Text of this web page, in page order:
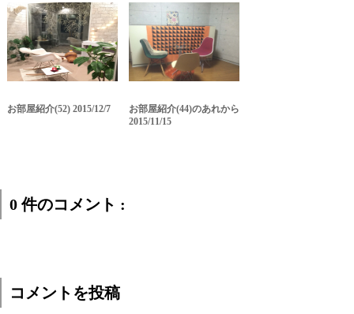
お部屋紹介(52) 2015/12/7
お部屋紹介(44)のあれから
2015/11/15
0 件のコメント :
コメントを投稿